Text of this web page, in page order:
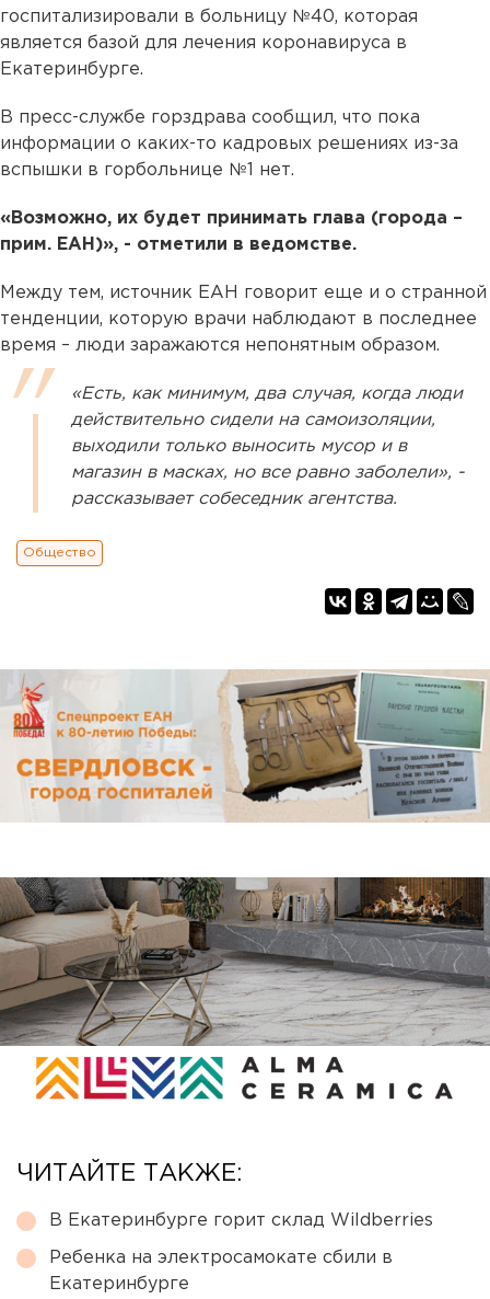
госпитализировали в больницу №40, которая
является базой для лечения коронавируса в
Екатеринбурге.
В пресс-службе горздрава сообщил, что пока
информации о каких-то кадровых решениях из-за
вспышки в горбольнице №1 нет.
«Возможно, их будет принимать глава (города –
прим. ЕАН)», - отметили в ведомстве.
Между тем, источник ЕАН говорит еще и о странной
тенденции, которую врачи наблюдают в последнее
время – люди заражаются непонятным образом.
«Есть, как минимум, два случая, когда люди
действительно сидели на самоизоляции,
выходили только выносить мусор и в
магазин в масках, но все равно заболели», -
рассказывает собеседник агентства.
Общество
ЧИТАЙТЕ ТАКЖЕ:
В Екатеринбурге горит склад Wildberries
Ребенка на электросамокате сбили в
Екатеринбурге